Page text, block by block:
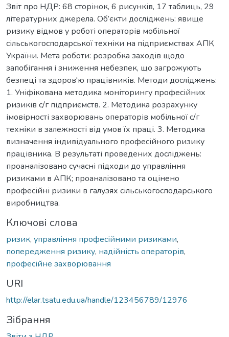
Звіт про НДР: 68 сторінок, 6 рисунків, 17 таблиць, 29
літературних джерела. Об’єкти досліджень: явище
ризику відмов у роботі операторів мобільної
сільськогосподарської техніки на підприємствах АПК
України. Мета роботи: розробка заходів щодо
запобігання і зниження небезпек, що загрожують
безпеці та здоров'ю працівників. Методи досліджень:
1. Уніфікована методика моніторингу професійних
ризиків с/г підприємств. 2. Методика розрахунку
імовірності захворювань операторів мобільної с/г
техніки в залежності від умов їх праці. 3. Методика
визначення індивідуального професійного ризику
працівника. В результаті проведених досліджень:
проаналізовано сучасні підходи до управління
ризиками в АПК; проаналізовано та оцінено
професійні ризики в галузях сільськогосподарського
виробництва.
Ключові слова
ризик, управління професійними ризиками,
попередження ризику, надійність операторів,
професійне захворювання
URI
http://elar.tsatu.edu.ua/handle/123456789/12976
Зібрання